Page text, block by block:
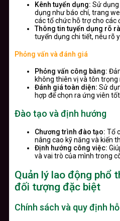
Kênh tuyển dụng: Sử
dụng như báo chí, trang
các tổ chức hỗ trợ cho các
Thông tin tuyển dụng rõ
tuyển dụng chi tiết, nêu rõ
Phỏng vấn và đánh giá
Phỏng vấn công bằng:
không thiên vị và tôn trọng
Đánh giá toàn diện: Sử
hợp để chọn ra ứng viên
Đào tạo và định hướng
Chương trình đào tạo: Tổ
nâng cao kỹ năng và kiến
Định hướng công việc:
và vai trò của mình trong
Quản lý lao động phổ
đối tượng đặc biệt
Chính sách và quy định